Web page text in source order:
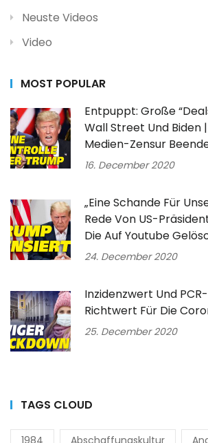
Neuste Videos
Video
MOST POPULAR
Entpuppt: Große
Wall Street Und Biden
Medien-Zensur
16. December 2020
„Eine Schande Für
Rede Von US-
Die Auf Youtube
24. December 2020
Inzidenzwert Und
Richtwert Für Die
25. December 2020
TAGS CLOUD